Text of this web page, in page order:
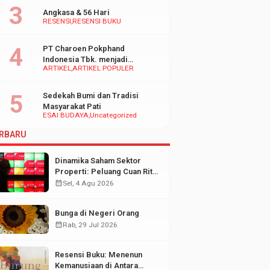
RESENSI RESENSI BUKU
Angkasa & 56 Hari
ARTIKELARTIKEL POPULER
PT Charoen Pokphand
Indonesia Tbk. menjadi
inspirasi Bagi UMKM di
ESAI BUDAYAUncategorized
Sedekah Bumi dan Tradisi
Masyarakat Pati
Dinamika Saham Sektor
Properti: Peluang Cuan Ritel
di Tengah Fluktuasi Pasar
calendar_monthSel, 4 Agu 2026
Bunga di Negeri Orang
calendar_monthRab, 29 Jul 2026
Resensi Buku: Menenun
Kemanusiaan di Antara